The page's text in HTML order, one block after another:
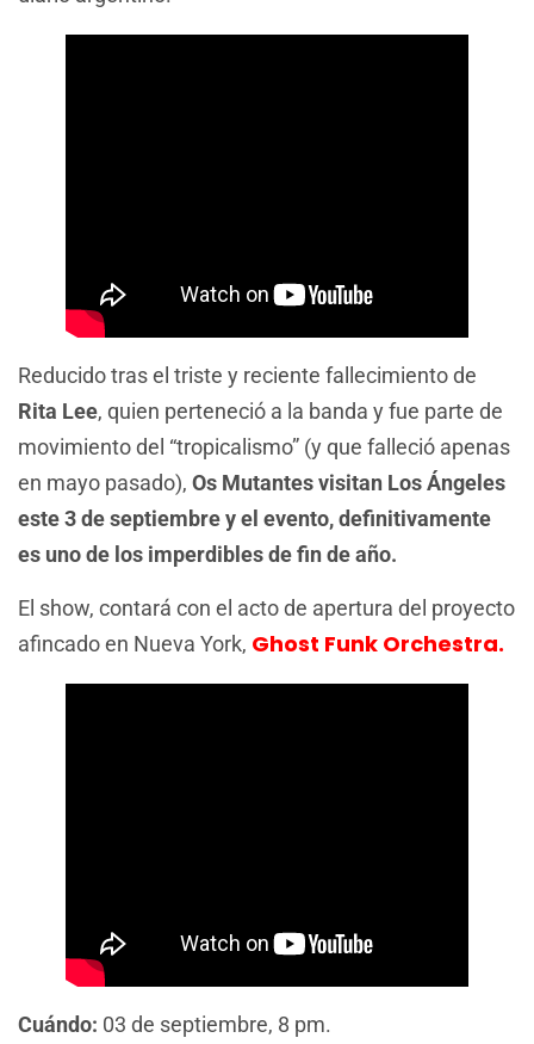
Reducido tras el triste y reciente fallecimiento de
Rita Lee, quien perteneció a la banda y fue parte de
movimiento del “tropicalismo” (y que falleció apenas
en mayo pasado), Os Mutantes visitan Los Ángeles
este 3 de septiembre y el evento, definitivamente
es uno de los imperdibles de fin de año.
El show, contará con el acto de apertura del proyecto
afincado en Nueva York, Ghost Funk Orchestra.
Cuándo: 03 de septiembre, 8 pm.